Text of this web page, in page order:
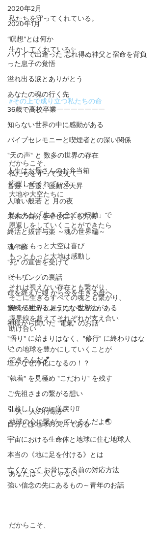
2020年2月
2020年1月
“瞑想”とは何か
ハワイで出逢った 忘れ得ぬ神父と宿命を背負
った息子の覚悟
溢れ出る涙とありがとう
あなたの魂の行く先
36歳で高校卒業
知らない世界の中に感動がある
パイプセレモニーと喫煙者との深い関係
"天の声" と 数多の世界の存在
人生はお母さんのお弁当箱
音靈・言靈、波動と天昇
人喰い般若 と 月の夜
未来の自分を幸せにする方法
終活と抜苦与楽 ～魂の世界編～
魂年齢
"死" の宣告を受けて
ヒーリングの裏話
命を終えた娘 から今を生きる母へ
妖精が見えるようになる方法がある
神様から聞いた "電氣" のお話
"悟り" に始まりはなく、"修行" に終わりはな
い
塩がなぜ浄化になるの！？
"執着" を見極め "こだわり" を残す
ご先祖さまの繋がる想い
引越ししたのに逆戻り⁉️
自分とは地球の欠片である
宇宙における生命体と地球に住む地球人
本当の《地に足を付ける》とは
亡くなって お骨にする前の対応方法
強い信念の先にあるもの～青年のお話
私たちを守ってくれている。
生かしてくれている✨
#その上で成り立つ私たちの命
￣￣￣￣￣￣￣￣￣￣￣￣￣￣
だからこそ、
私たちを守って支えて
応援してくれている
大地や大空たちに
私たちは「生きる全ての行動」で
恩返しをしていくことができたら
もっともっと大空は喜び
もっともっと大地は感動し
そして、
それは視えない存在とも繋がり、
そこに生きるすべての魂とも繋がり、
視える世界と見えない世界の
境界線を超えてそれぞれが支え合い
助け合い
この地球を豊かにしていくことが
できるんだ💕
一人一人の行動が
地球の心に繋がっているんだよ🌏
あなたは一人じゃない。
だからこそ、